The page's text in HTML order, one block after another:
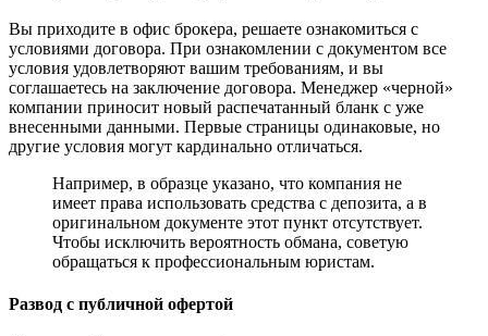
Вы приходите в офис брокера, решаете ознакомиться с
условиями договора. При ознакомлении с документом все
условия удовлетворяют вашим требованиям, и вы
соглашаетесь на заключение договора. Менеджер «черной»
компании приносит новый распечатанный бланк с уже
внесенными данными. Первые страницы одинаковые, но
другие условия могут кардинально отличаться.
Например, в образце указано, что компания не
имеет права использовать средства с депозита, а в
оригинальном документе этот пункт отсутствует.
Чтобы исключить вероятность обмана, советую
обращаться к профессиональным юристам.
Развод с публичной офертой